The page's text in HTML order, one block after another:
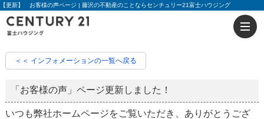
【更新】 お客様の声ページ | 藤沢の不動産のことならセンチュリー21富士ハウジング
＜＜ インフォメーションの一覧へ戻る
「お客様の声」ページ更新しました！
いつも弊社ホームページをご覧いただき、ありがとうござ